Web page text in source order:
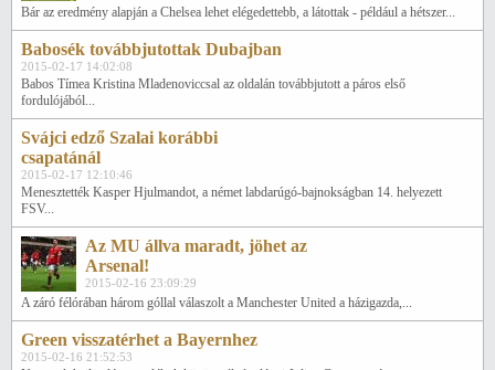
Bár az eredmény alapján a Chelsea lehet elégedettebb, a látottak - például a hétszer...
Babosék továbbjutottak Dubajban
2015-02-17 14:02:08
Babos Tímea Kristina Mladenoviccsal az oldalán továbbjutott a páros első
fordulójából...
Svájci edző Szalai korábbi
csapatánál
2015-02-17 12:10:46
Menesztették Kasper Hjulmandot, a német labdarúgó-bajnokságban 14. helyezett
FSV...
Az MU állva maradt, jöhet az
Arsenal!
2015-02-16 23:09:29
A záró félórában három góllal válaszolt a Manchester United a házigazda,...
Green visszatérhet a Bayernhez
2015-02-16 21:52:53